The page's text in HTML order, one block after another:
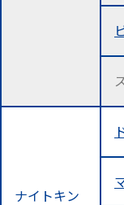
ナイトキン